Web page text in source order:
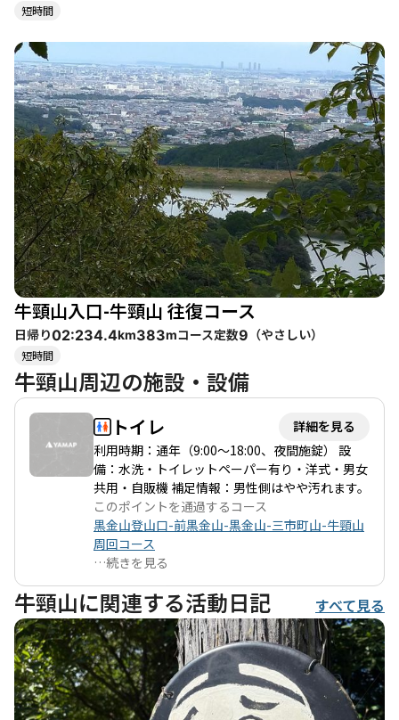
短時間
牛頸山入口-牛頸山 往復コース
日帰り02:234.4km383mコース定数9 （やさしい）
短時間
牛頸山周辺の施設・設備
トイレ
詳細を見る
利用時期：通年（9:00～18:00、夜間施錠） 設
備：水洗・トイレットペーパー有り・洋式・男女
共用・自販機 補足情報：男性側はやや汚れます。
このポイントを通過するコース
黒金山登山口-前黒金山-黒金山-三市町山-牛頸山
周回コース
…続きを見る
牛頸山に関連する活動日記 すべて見る